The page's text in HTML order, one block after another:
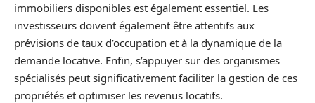
immobiliers disponibles est également essentiel. Les
investisseurs doivent également être attentifs aux
prévisions de taux d’occupation et à la dynamique de la
demande locative. Enfin, s’appuyer sur des organismes
spécialisés peut significativement faciliter la gestion de ces
propriétés et optimiser les revenus locatifs.